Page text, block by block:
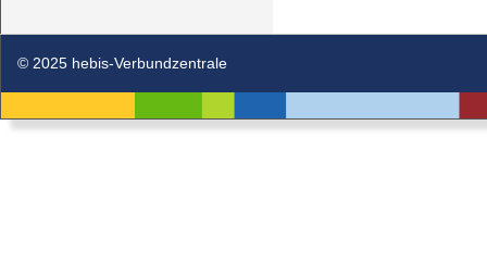
© 2025 hebis-Verbundzentrale